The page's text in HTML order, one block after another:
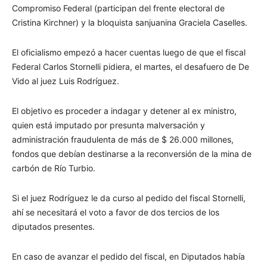
Compromiso Federal (participan del frente electoral de
Cristina Kirchner) y la bloquista sanjuanina Graciela Caselles.
El oficialismo empezó a hacer cuentas luego de que el fiscal
Federal Carlos Stornelli pidiera, el martes, el desafuero de De
Vido al juez Luis Rodríguez.
El objetivo es proceder a indagar y detener al ex ministro,
quien está imputado por presunta malversación y
administración fraudulenta de más de $ 26.000 millones,
fondos que debían destinarse a la reconversión de la mina de
carbón de Río Turbio.
Si el juez Rodríguez le da curso al pedido del fiscal Stornelli,
ahí se necesitará el voto a favor de dos tercios de los
diputados presentes.
En caso de avanzar el pedido del fiscal, en Diputados había